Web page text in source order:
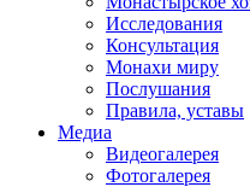
Исследования
Консультация
Монахи миру
Послушания
Правила, уставы
Медиа
Видеогалерея
Фотогалерея